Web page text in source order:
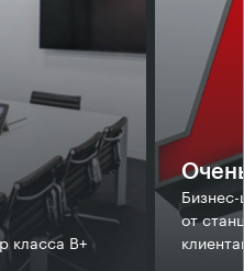
класса В+
от